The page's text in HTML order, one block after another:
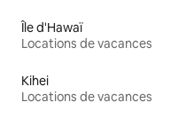
Île d'Hawaï
Locations de vacances
Kihei
Locations de vacances